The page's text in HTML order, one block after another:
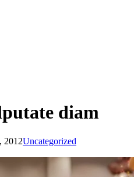
diam
2012Uncategorized